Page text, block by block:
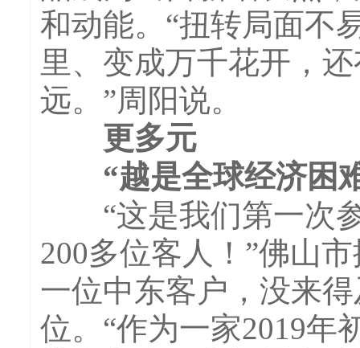
和动能。“扭转局面不
里、变成万千花开，
远。”周阳说。
更多元
“越是全球经济困难
“这是我们第一次参
200多位客人！”佛山
一位中东客户，没来
位。“作为一家2019年